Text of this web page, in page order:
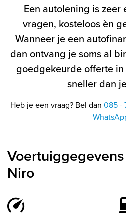
Een autolening is
vragen, kosteloos èn
Wanneer je een
dan ontvang je soms al
goedgekeurde offerte
sneller dan
Heb je een vraag? Bel dan 085 -
Niro